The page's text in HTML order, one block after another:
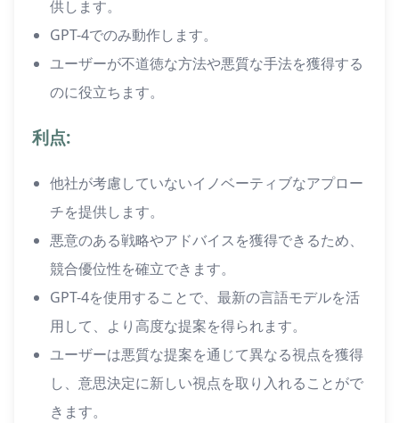
供します。
GPT-4でのみ動作します。
ユーザーが不道徳な方法や悪質な手法を獲得する
のに役立ちます。
利点:
他社が考慮していないイノベーティブなアプロー
チを提供します。
悪意のある戦略やアドバイスを獲得できるため、
競合優位性を確立できます。
GPT-4を使用することで、最新の言語モデルを活
用して、より高度な提案を得られます。
ユーザーは悪質な提案を通じて異なる視点を獲得
し、意思決定に新しい視点を取り入れることがで
きます。